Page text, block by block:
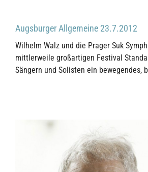
Augsburger Allgemeine 23.7.2012
Wilhelm Walz und die Prager Suk
mittlerweile großartigen Festival
Sängern und Solisten ein bewegendes,